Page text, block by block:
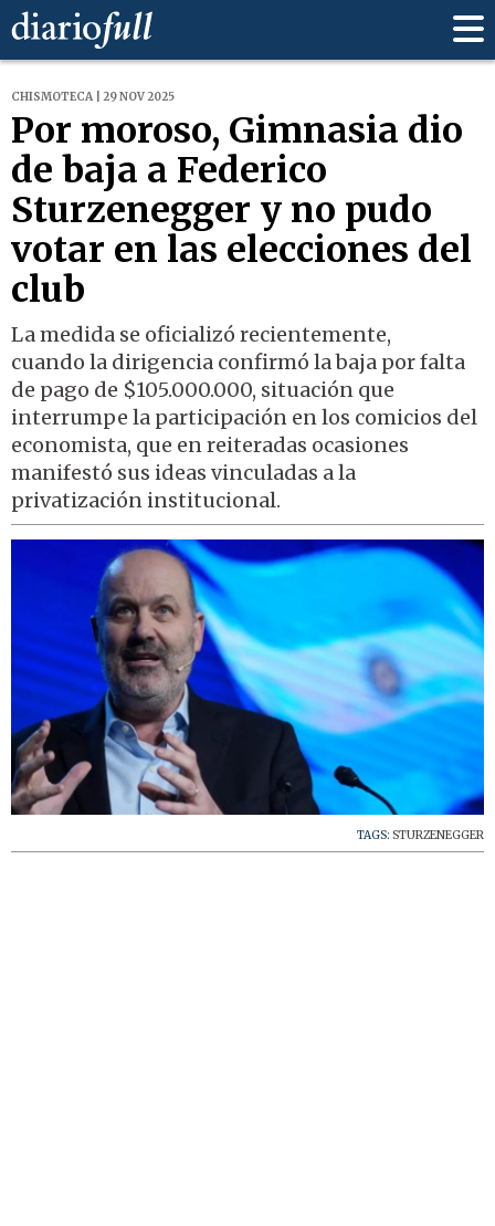
CHISMOTECA | 29 NOV 2025
Por moroso, Gimnasia dio
de baja a Federico
Sturzenegger y no pudo
votar en las elecciones del
club
La medida se oficializó recientemente,
cuando la dirigencia confirmó la baja por falta
de pago de $105.000.000, situación que
interrumpe la participación en los comicios del
economista, que en reiteradas ocasiones
manifestó sus ideas vinculadas a la
privatización institucional.
TAGS: STURZENEGGER